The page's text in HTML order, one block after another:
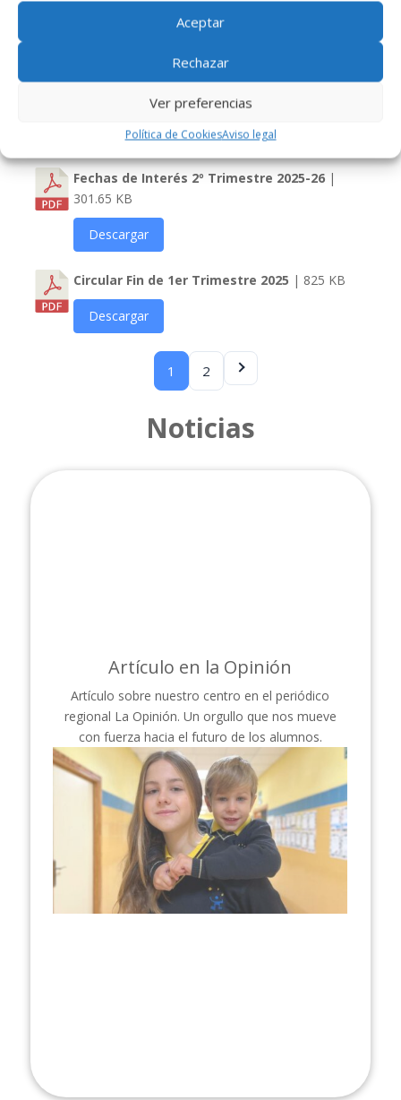
Aceptar
Rechazar
Ver preferencias
Política de CookiesAviso legal
Descargar
Fechas de Interés 2º Trimestre 2025-26|
301.65 KB
Descargar
Circular Fin de 1er Trimestre 2025 | 825 KB
Descargar
1 2
Noticias
La prueba consistió en la resolución de varios
problemas de carácter lógico- matemático. El
objetivo fundamental es que los alumnos
aumenten la afición por la resolución de
problemas y la satisfacción por superar retos
intelectuales.
Nuestros alumnos han puesto en práctica sus
conocimientos matemáticosy han dejado el listón
muy alto.
Estamos muy orgullosos de ellos.